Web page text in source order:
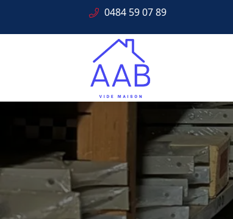
0484 59 07 89